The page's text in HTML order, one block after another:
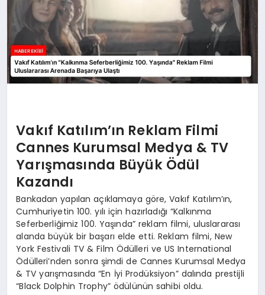
Vakıf Katılım’ın Reklam Filmi
Cannes Kurumsal Medya & TV
Yarışmasında Büyük Ödül
Kazandı
Bankadan yapılan açıklamaya göre, Vakıf Katılım’ın,
Cumhuriyetin 100. yılı için hazırladığı “Kalkınma
Seferberliğimiz 100. Yaşında” reklam filmi, uluslararası
alanda büyük bir başarı elde etti. Reklam filmi, New
York Festivali TV & Film Ödülleri ve US International
Ödülleri’nden sonra şimdi de Cannes Kurumsal Medya
& TV yarışmasında “En İyi Prodüksiyon” dalında prestijli
“Black Dolphin Trophy” ödülünün sahibi oldu.